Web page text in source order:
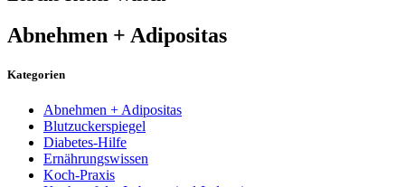
Abnehmen + Adipositas
Kategorien
Abnehmen + Adipositas
Blutzuckerspiegel
Diabetes-Hilfe
Ernährungswissen
Koch-Praxis